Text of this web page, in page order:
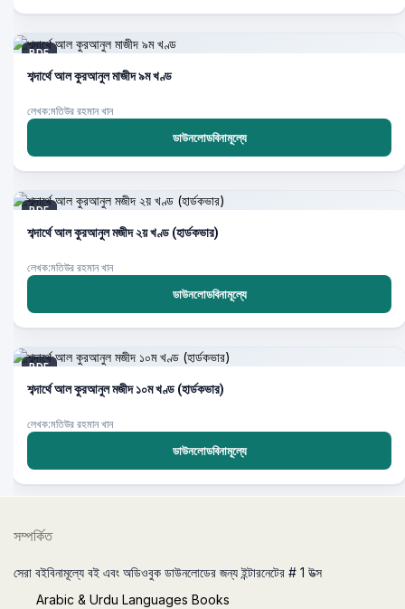
PDF
শব্দার্থে আল কুরআনুল মাজীদ ৯ম খণ্ড
লেখক:মতিউর রহমান খান
ডাউনলোডবিনামূল্যে
PDF
শব্দার্থে আল কুরআনুল মজীদ ২য় খণ্ড (হার্ডকভার)
লেখক:মতিউর রহমান খান
ডাউনলোডবিনামূল্যে
PDF
শব্দার্থে আল কুরআনুল মজীদ ১০ম খণ্ড (হার্ডকভার)
লেখক:মতিউর রহমান খান
ডাউনলোডবিনামূল্যে
সম্পর্কিত
সেরা বইবিনামূল্যে বই এবং অডিওবুক ডাউনলোডের জন্য ইন্টারনেটের # 1 উত্স
Arabic & Urdu Languages Books